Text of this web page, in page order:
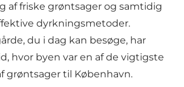
af friske grøntsager og samtidig
dyrkningsmetoder.
du i dag kan besøge, har
hvor byen var en af de vigtigste
grøntsager til København.